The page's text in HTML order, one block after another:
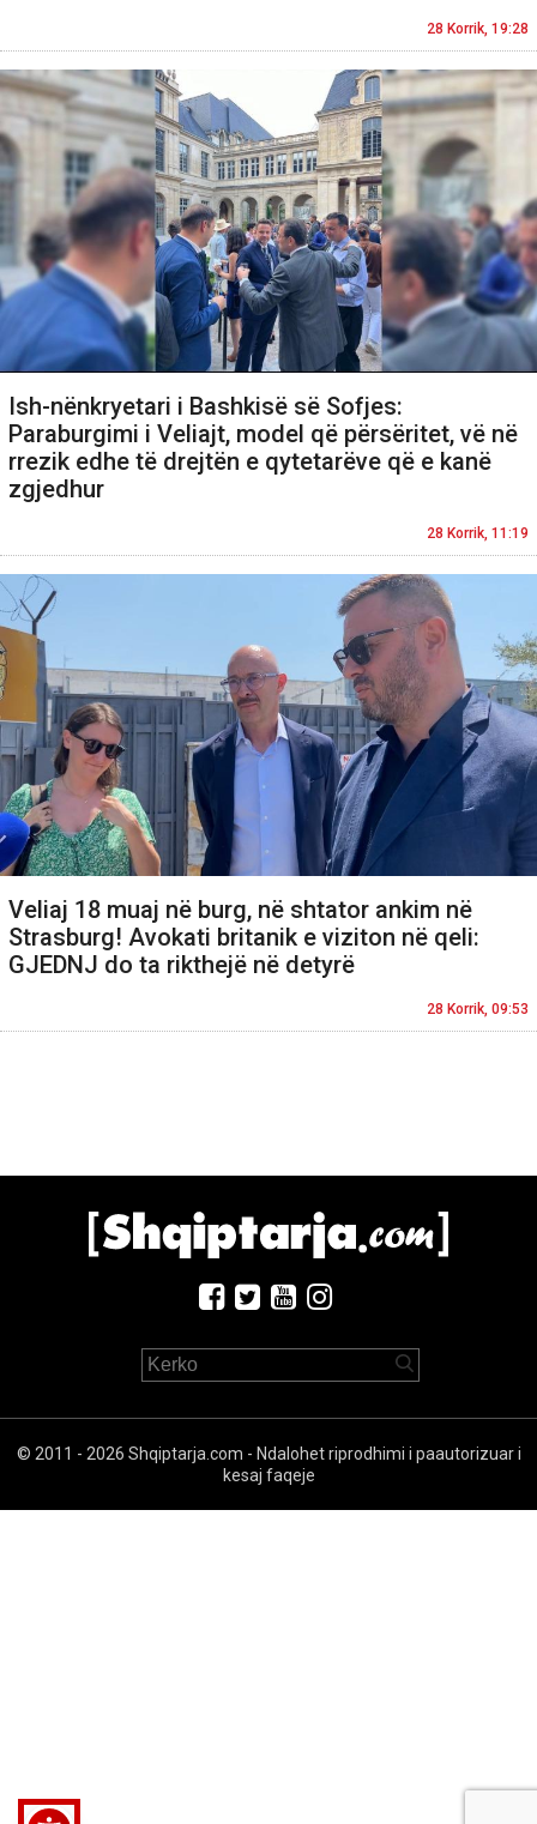
28 Korrik, 19:28
Ish-nënkryetari i Bashkisë së Sofjes:
Paraburgimi i Veliajt, model që përsëritet, vë në
rrezik edhe të drejtën e qytetarëve që e kanë
zgjedhur
28 Korrik, 11:19
Veliaj 18 muaj në burg, në shtator ankim në
Strasburg! Avokati britanik e viziton në qeli:
GJEDNJ do ta rikthejë në detyrë
28 Korrik, 09:53
© 2011 - 2026 Shqiptarja.com - Ndalohet riprodhimi i paautorizuar i
kesaj faqeje